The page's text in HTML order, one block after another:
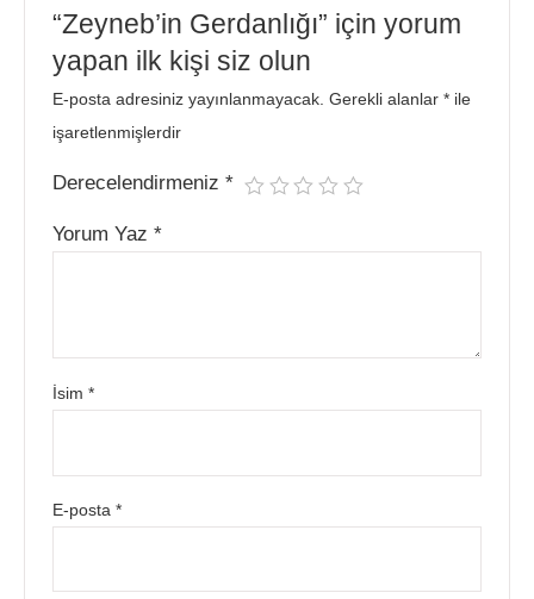
“Zeyneb’in Gerdanlığı” için yorum
yapan ilk kişi siz olun
E-posta adresiniz yayınlanmayacak. Gerekli alanlar* ile
işaretlenmişlerdir
Derecelendirmeniz*
Yorum Yaz*
İsim*
E-posta*